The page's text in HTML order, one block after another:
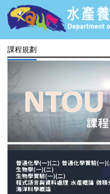
跳
到
主
要
內
容
課程規劃